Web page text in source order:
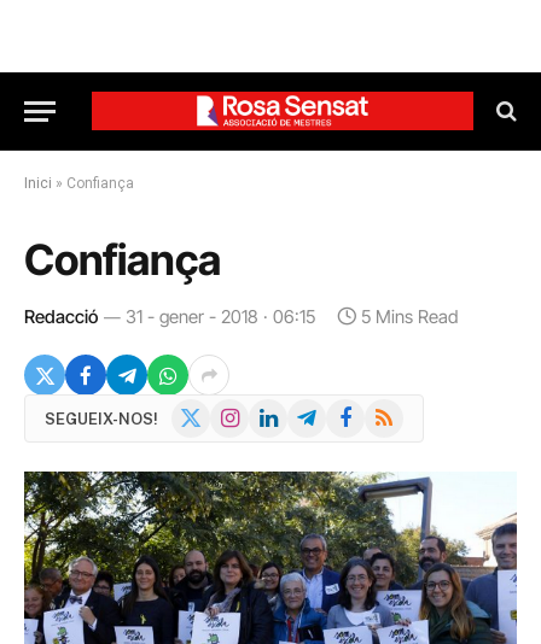
Inici » Confiança
Confiança
Redacció 31 - gener - 2018 · 06:15 5 Mins Read
SEGUEIX-NOS!
X
InstagramLinkedInTelegramFacebook
RSS